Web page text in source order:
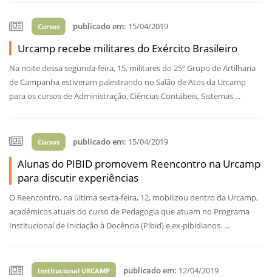
Cursos publicado em: 15/04/2019
Urcamp recebe militares do Exército Brasileiro
Na noite dessa segunda-feira, 15, militares do 25º Grupo de Artilharia
de Campanha estiveram palestrando no Salão de Atos da Urcamp
para os cursos de Administração, Ciências Contábeis, Sistemas ...
Cursos publicado em: 15/04/2019
Alunas do PIBID promovem Reencontro na Urcamp
para discutir experiências
O Reencontro, na última sexta-feira, 12, mobilizou dentro da Urcamp,
acadêmicos atuais do curso de Pedagogia que atuam no Programa
Institucional de Iniciação à Docência (Pibid) e ex-pibidianos. ...
Institucional URCAMP publicado em: 12/04/2019